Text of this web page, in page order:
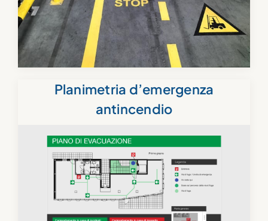
Planimetria d’emergenza
antincendio